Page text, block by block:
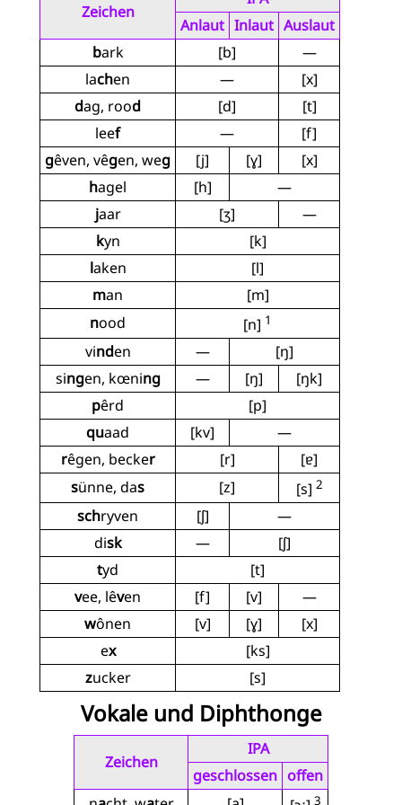
Zeichen
Anlaut Inlaut Auslaut
bark [b]
—
lachen —
[x]
dag, rood [d]
[t]
leef —
[f]
gêven, vêgen, weg [j] [ɣ]
[x]
hagel [h]
—
jaar [ʒ]
—
kyn
[k]
laken
[l]
man
[m]
nood [n] 1
vinden —
[ŋ]
singen, kœning — [ŋ]
[ŋk]
pêrd
[p]
quaad [kv]
—
rêgen, becker [r]
[ɐ]
sünne, das [z] [s] 2
schryven [ʃ]
—
disk —
[ʃ]
tyd
[t]
vee, lêven [f] [v]
—
wônen [v] [ɣ]
[x]
ex
[ks]
zucker [s]
Vokale und Diphthonge
Zeichen
IPA
geschlossen offen
3